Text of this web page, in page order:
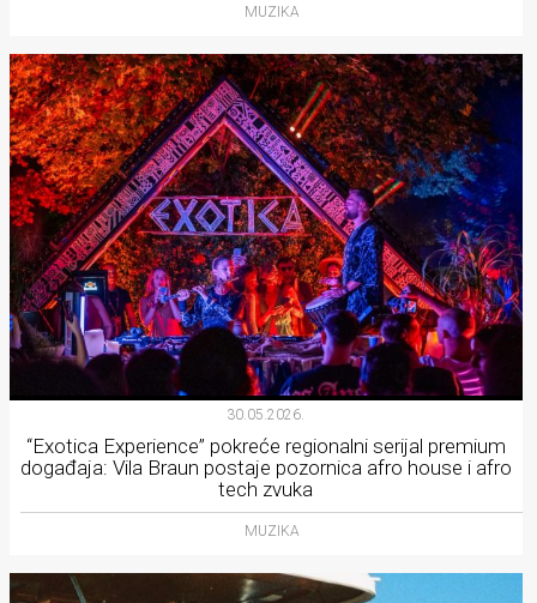
MUZIKA
30.05.2026.
“Exotica Experience” pokreće regionalni serijal premium
događaja: Vila Braun postaje pozornica afro house i afro
tech zvuka
MUZIKA